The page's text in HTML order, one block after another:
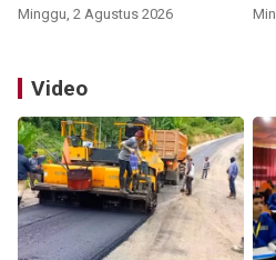
Minggu, 2 Agustus 2026
Video